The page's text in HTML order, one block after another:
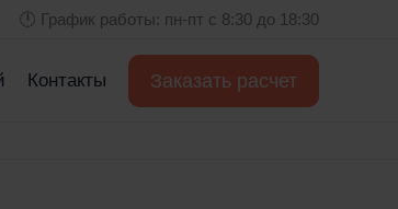
🕛 График работы: пн-пт с 8:30 до 18:30
Контакты Заказать расчет